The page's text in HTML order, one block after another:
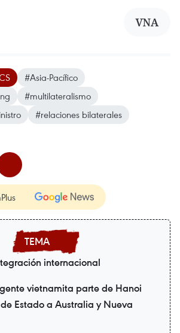
VNA
#Asia-Pacífico
#multilateralismo
#relaciones bilaterales
internacional
vietnamita parte de Hanoi
Estado a Australia y Nueva